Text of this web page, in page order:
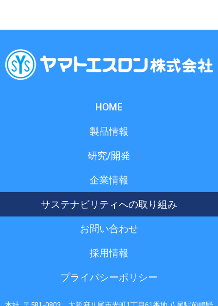
HOME
製品情報
研究/開発
企業情報
サステナビリティへの取り組み
お問い合わせ
採用情報
プライバシーポリシー